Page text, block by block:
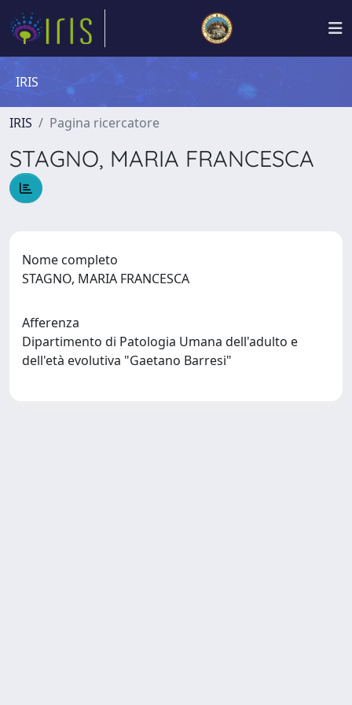
IRIS
IRIS Pagina ricercatore
STAGNO, MARIA FRANCESCA
Nome completo
STAGNO, MARIA FRANCESCA
Afferenza
Dipartimento di Patologia Umana dell'adulto e
dell'età evolutiva "Gaetano Barresi"